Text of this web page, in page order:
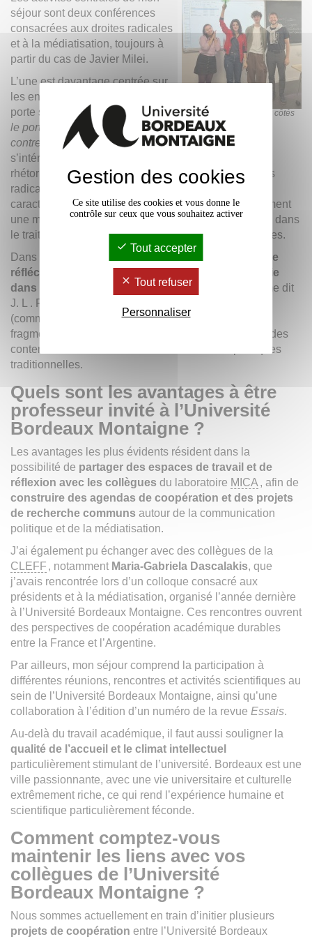
M. Dagatti (à droite) aux côtés
d'étudiant.e.s
séjour sont deux conférences
consacrées aux droites radicales
et à la médiatisation, toujours à
partir du cas de Javier Milei.
L’une est davantage centrée sur
les enjeux communicationnels et
porte sur
l’image présidentielle,
le portrait officiel et les agendas
contre-publics . L’autre
s’intéresse plus spécifiquement aux dimensions
rhétoriques et discursives des leaderships des droites
radicales contemporaines, notamment à certaines
caractéristiques de leur style oratoire. J’anime également
une masterclass consacrée à la place du journalisme dans
le traitement médiatique de ces phénomènes politiques.
Dans l’ensemble de ces interventions,
il m’importe de
réfléchir à ce que signifie aujourd’hui la démocratie
dans un contexte de « post-broadcasting
» (comme dit
J. L . Fernández)
(comme dit A. Hepp et N. Couldry), marqué par la
fragmentation des publics, la circulation permanente des
contenus et la transformation des médiations politiques
traditionnelles.
Quels sont les avantages à être
professeur invité à l’Université
Bordeaux Montaigne ?
Les avantages les plus évidents résident dans la
possibilité de partager des espaces de travail et de
réflexion avec les collègues du laboratoire MICA , afin de
construire des agendas de coopération et des projets
de recherche communs autour de la communication
politique et de la médiatisation.
J’ai également pu échanger avec des collègues de la
CLEFF , notamment Maria-Gabriela Dascalakis, que
j’avais rencontrée lors d’un colloque consacré aux
présidents et à la médiatisation, organisé l’année dernière
à l’Université Bordeaux Montaigne. Ces rencontres ouvrent
des perspectives de coopération académique durables
entre la France et l’Argentine.
Par ailleurs, mon séjour comprend la participation à
différentes réunions, rencontres et activités scientifiques au
sein de l’Université Bordeaux Montaigne, ainsi qu’une
collaboration à l’édition d’un numéro de la revue Essais.
Au-delà du travail académique, il faut aussi souligner la
qualité de l’accueil et le climat intellectuel
particulièrement stimulant de l’université. Bordeaux est une
ville passionnante, avec une vie universitaire et culturelle
extrêmement riche, ce qui rend l’expérience humaine et
scientifique particulièrement féconde.
Comment comptez-vous
maintenir les liens avec vos
collègues de l’Université
Bordeaux Montaigne ?
Nous sommes actuellement en train d’initier plusieurs
projets de coopération entre l’Université Bordeaux
Gestion des cookies
Ce site utilise des cookies et vous donne le
contrôle sur ceux que vous souhaitez activer
Tout accepter
Tout refuser
Personnaliser